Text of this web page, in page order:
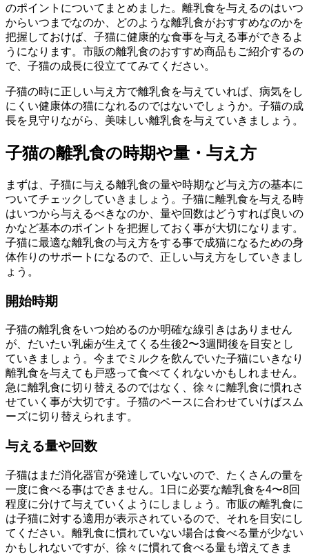
のポイントについてまとめました。離乳食を与えるのはいつ
からいつまでなのか、どのような離乳食がおすすめなのかを
把握しておけば、子猫に健康的な食事を与える事ができるよ
うになります。市販の離乳食のおすすめ商品もご紹介するの
で、子猫の成長に役立ててみてください。
子猫の時に正しい与え方で離乳食を与えていれば、病気をし
にくい健康体の猫になれるのではないでしょうか。子猫の成
長を見守りながら、美味しい離乳食を与えていきましょう。
子猫の離乳食の時期や量・与え方
まずは、子猫に与える離乳食の量や時期など与え方の基本に
ついてチェックしていきましょう。子猫に離乳食を与える時
はいつから与えるべきなのか、量や回数はどうすれば良いの
かなど基本のポイントを把握しておく事が大切になります。
子猫に最適な離乳食の与え方をする事で成猫になるための身
体作りのサポートになるので、正しい与え方をしていきまし
ょう。
開始時期
子猫の離乳食をいつ始めるのか明確な線引きはありません
が、だいたい乳歯が生えてくる生後2〜3週間後を目安とし
ていきましょう。今までミルクを飲んでいた子猫にいきなり
離乳食を与えても戸惑って食べてくれないかもしれません。
急に離乳食に切り替えるのではなく、徐々に離乳食に慣れさ
せていく事が大切です。子猫のペースに合わせていけばスム
ーズに切り替えられます。
与える量や回数
子猫はまだ消化器官が発達していないので、たくさんの量を
一度に食べる事はできません。1日に必要な離乳食を4〜8回
程度に分けて与えていくようにしましょう。市販の離乳食に
は子猫に対する適用が表示されているので、それを目安にし
てください。離乳食に慣れていない場合は食べる量が少ない
かもしれないですが、徐々に慣れて食べる量も増えてきま